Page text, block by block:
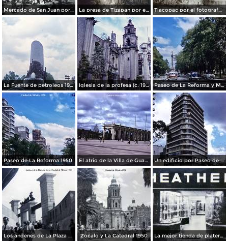
Mercado de San Juan por el fotografo Felix Miret La presa de Tizapan por el fotografo Fernando Kososky. ( Circulada el 22 de Diembre de 1910 ). Tlacopac por el fotografo Hugo Brehme.
La Fuente de petroleos 1950. Iglesia de la profesa (c. 1950) Paseo de La Reforma y Mto a La Independencia 1950
Paseo de La Reforma 1950. El atrio de la Villa de Guadalupe 1950. Un edificio por Paseo de La Reforma 1950
Los andenes de La Plaza de toros Ciudad de México 1950 Zocalo y La Catedral 1950 La mejor tienda de plateria.